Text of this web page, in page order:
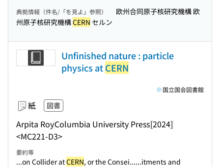
典拠情報（件名/「を見よ」参照）
欧州合同原子核研究機構 欧
州原子核研究機構CERN セルン
Unfinished nature : particle
physics atCERN
紙 図書
Arpita RoyColumbia University Press[2024]
<MC221-D3>
国立国会図書館
要約等
...on Collider atCERN, or the Consei......itments and